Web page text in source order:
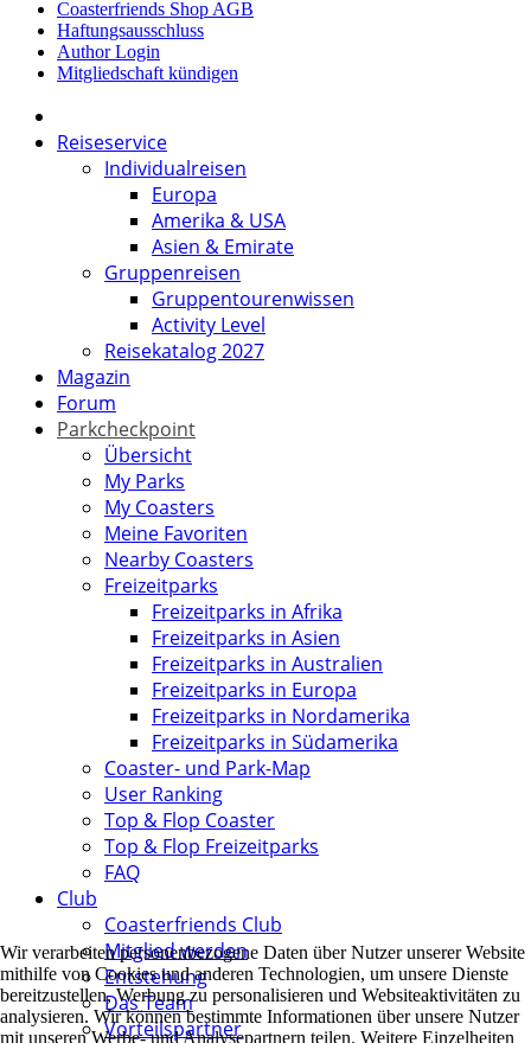
Coasterfriends Shop AGB
Haftungsausschluss
Author Login
Mitgliedschaft kündigen
Reiseservice
Individualreisen
Europa
Amerika & USA
Asien & Emirate
Gruppenreisen
Gruppentourenwissen
Activity Level
Reisekatalog 2027
Magazin
Forum
Parkcheckpoint
Übersicht
My Parks
My Coasters
Meine Favoriten
Nearby Coasters
Freizeitparks
Freizeitparks in Afrika
Freizeitparks in Asien
Freizeitparks in Australien
Freizeitparks in Europa
Freizeitparks in Nordamerika
Freizeitparks in Südamerika
Coaster- und Park-Map
User Ranking
Top & Flop Coaster
Top & Flop Freizeitparks
FAQ
Club
Coasterfriends Club
Mitglied werden
Entstehung
Das Team
Vorteilspartner
Wir verarbeiten personenbezogene Daten über Nutzer unserer Website
mithilfe von Cookies und anderen Technologien, um unsere Dienste
bereitzustellen, Werbung zu personalisieren und Websiteaktivitäten zu
analysieren. Wir können bestimmte Informationen über unsere Nutzer
mit unseren Werbe- und Analysepartnern teilen. Weitere Einzelheiten